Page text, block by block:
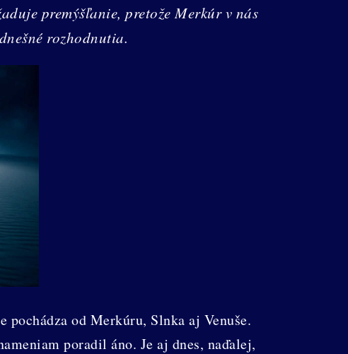
premýšľanie, pretože Merkúr v nás
rozhodnutia.
od Merkúru, Slnka aj Venuše.
poradil áno. Je aj dnes, naďalej,